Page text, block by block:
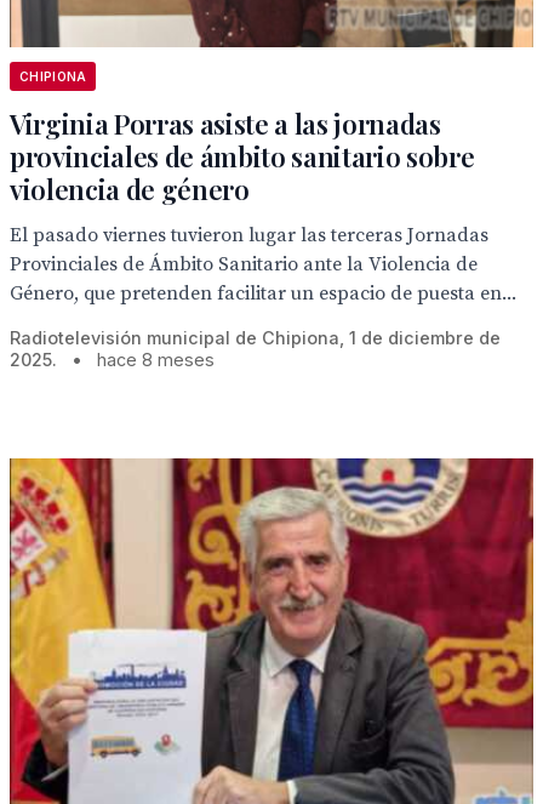
CHIPIONA
Virginia Porras asiste a las jornadas
provinciales de ámbito sanitario sobre
violencia de género
El pasado viernes tuvieron lugar las terceras Jornadas
Provinciales de Ámbito Sanitario ante la Violencia de
Género, que pretenden facilitar un espacio de puesta en...
Radiotelevisión municipal de Chipiona, 1 de diciembre de
2025.
• hace 8 meses